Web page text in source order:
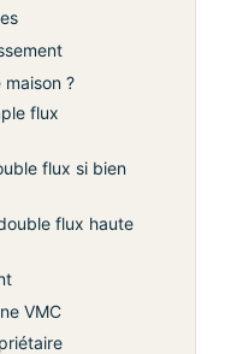
maison ?
flux
flux si bien
flux haute
VMC